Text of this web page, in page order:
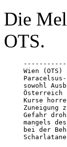
Die
OTS.
Wien
sowohl
Österreich
Kurse
Zuneigung
Gefahr
mangels
bei der